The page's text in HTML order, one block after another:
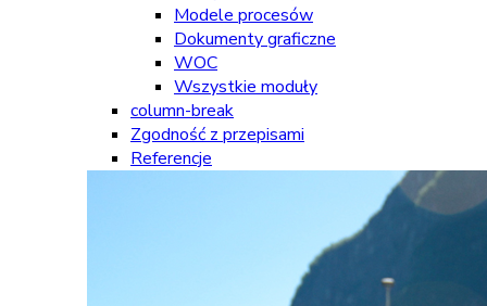
Modele procesów
Dokumenty graficzne
WOC
Wszystkie moduły
column-break
Zgodność z przepisami
Referencje